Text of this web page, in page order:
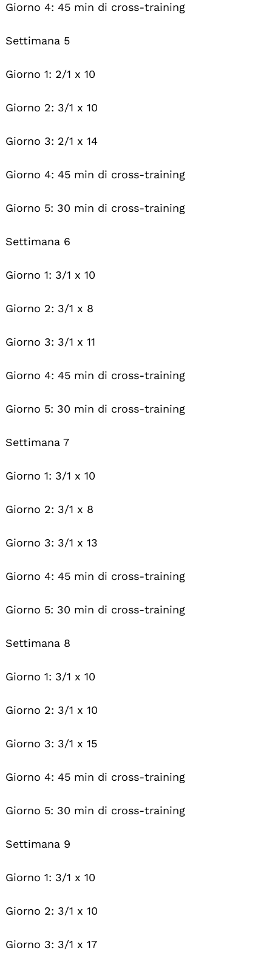
Giorno 4: 45 min di cross-training
Settimana 5
Giorno 1: 2/1 x 10
Giorno 2: 3/1 x 10
Giorno 3: 2/1 x 14
Giorno 4: 45 min di cross-training
Giorno 5: 30 min di cross-training
Settimana 6
Giorno 1: 3/1 x 10
Giorno 2: 3/1 x 8
Giorno 3: 3/1 x 11
Giorno 4: 45 min di cross-training
Giorno 5: 30 min di cross-training
Settimana 7
Giorno 1: 3/1 x 10
Giorno 2: 3/1 x 8
Giorno 3: 3/1 x 13
Giorno 4: 45 min di cross-training
Giorno 5: 30 min di cross-training
Settimana 8
Giorno 1: 3/1 x 10
Giorno 2: 3/1 x 10
Giorno 3: 3/1 x 15
Giorno 4: 45 min di cross-training
Giorno 5: 30 min di cross-training
Settimana 9
Giorno 1: 3/1 x 10
Giorno 2: 3/1 x 10
Giorno 3: 3/1 x 17
Search